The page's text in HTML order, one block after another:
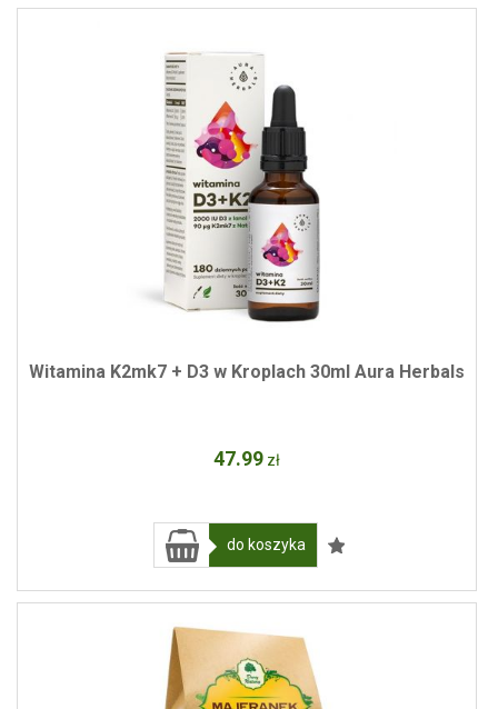
Witamina K2mk7 + D3 w Kroplach 30ml Aura Herbals
47.99 zł
do koszyka